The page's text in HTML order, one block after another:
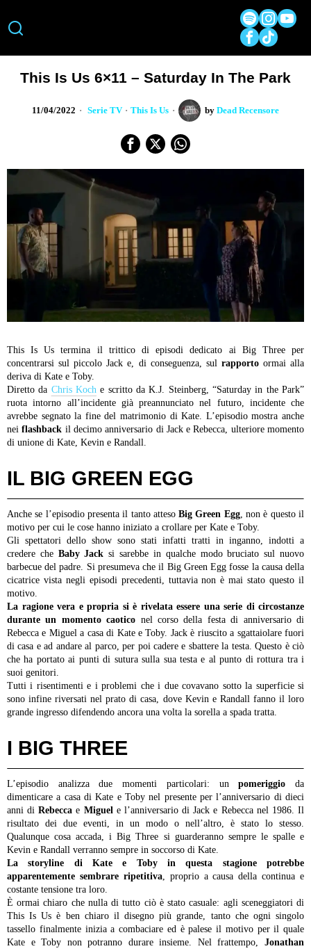
This Is Us 6×11 – Saturday In The Park
11/04/2022 Serie TV · This Is Us by Dead Recensore
This Is Us termina il trittico di episodi dedicato ai Big Three per
concentrarsi sul piccolo Jack e, di conseguenza, sul rapportoormai alla
deriva di Kate e Toby.
Diretto da Chris Koch e scritto da K.J. Steinberg, “Saturday in the Park”
ruota intorno all’incidente già preannunciato nel futuro, incidente che
avrebbe segnato la fine del matrimonio di Kate. L’episodio mostra anche
neiflashback il decimo anniversario di Jack e Rebecca, ulteriore momento
di unione di Kate, Kevin e Randall.
IL BIG GREEN EGG
Anche se l’episodio presenta il tanto attesoBig Green Egg, non è questo il
motivo per cui le cose hanno iniziato a crollare per Kate e Toby.
Gli spettatori dello show sono stati infatti tratti in inganno, indotti a
credere che Baby Jack si sarebbe in qualche modo bruciato sul nuovo
barbecue del padre. Si presumeva che il Big Green Egg fosse la causa della
cicatrice vista negli episodi precedenti, tuttavia non è mai stato questo il
motivo.
La ragione vera e propria si è rivelata essere una serie di circostanze
durante un momento caotico nel corso della festa di anniversario di
Rebecca e Miguel a casa di Kate e Toby. Jack è riuscito a sgattaiolare fuori
di casa e ad andare al parco, per poi cadere e sbattere la testa. Questo è ciò
che ha portato ai punti di sutura sulla sua testa e al punto di rottura tra i
suoi genitori.
Tutti i risentimenti e i problemi che i due covavano sotto la superficie si
sono infine riversati nel prato di casa, dove Kevin e Randall fanno il loro
grande ingresso difendendo ancora una volta la sorella a spada tratta.
I BIG THREE
L’episodio analizza due momenti particolari: unpomeriggio da
dimenticare a casa di Kate e Toby nel presente per l’anniversario di dieci
anni diRebecca e Miguele l’anniversario di Jack e Rebecca nel 1986. Il
risultato dei due eventi, in un modo o nell’altro, è stato lo stesso.
Qualunque cosa accada, i Big Three si guarderanno sempre le spalle e
Kevin e Randall verranno sempre in soccorso di Kate.
La storyline di Kate e Toby in questa stagione potrebbe
apparentemente sembrare ripetitiva, proprio a causa della continua e
costante tensione tra loro.
È ormai chiaro che nulla di tutto ciò è stato casuale: agli sceneggiatori di
This Is Us è ben chiaro il disegno più grande, tanto che ogni singolo
tassello finalmente inizia a combaciare ed è palese il motivo per il quale
Kate e Toby non potranno durare insieme. Nel frattempo, Jonathan